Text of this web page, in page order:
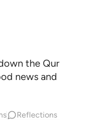
the Quran in
news and a
Reflections